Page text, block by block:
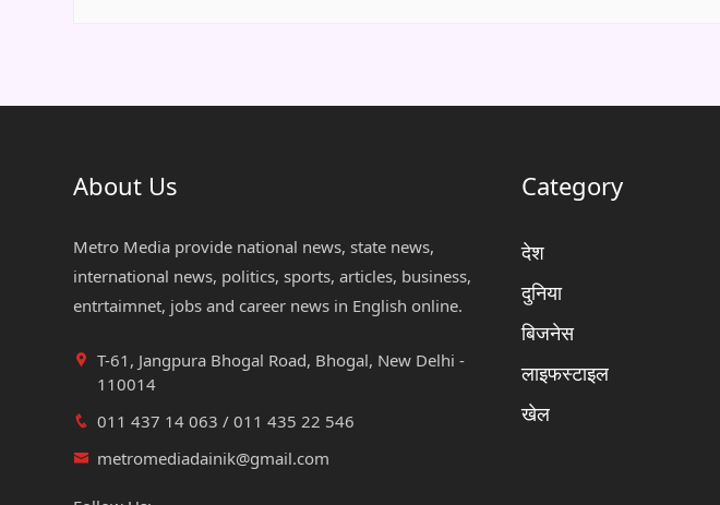
About Us
Metro Media provide national news, state news,
international news, politics, sports, articles, business,
entrtaimnet, jobs and career news in English online.
T-61, Jangpura Bhogal Road, Bhogal, New Delhi -
110014
011 437 14 063 / 011 435 22 546
metromediadainik@gmail.com
Category
देश
दुनिया
बिजनेस
लाइफस्टाइल
खेल